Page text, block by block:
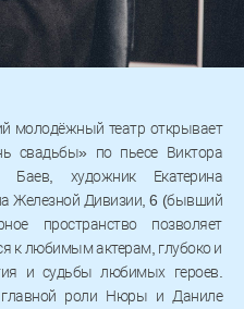
молодёжный театр открывает
свадьбы» по пьесе Виктора
Баев, художник Екатерина
Железной Дивизии, 6 (бывший
пространство позволяет
к любимым актерам, глубоко и
и судьбы любимых героев.
главной роли Нюры и Даниле